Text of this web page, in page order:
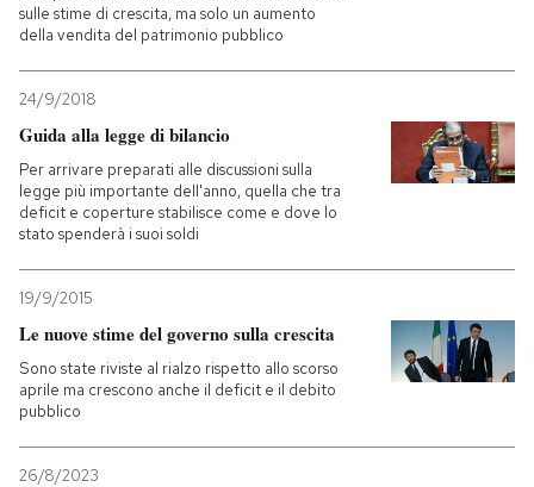
sulle stime di crescita, ma solo un aumento
della vendita del patrimonio pubblico
24/9/2018
Guida alla legge di bilancio
Per arrivare preparati alle discussioni sulla
legge più importante dell'anno, quella che tra
deficit e coperture stabilisce come e dove lo
stato spenderà i suoi soldi
19/9/2015
Le nuove stime del governo sulla crescita
Sono state riviste al rialzo rispetto allo scorso
aprile ma crescono anche il deficit e il debito
pubblico
26/8/2023